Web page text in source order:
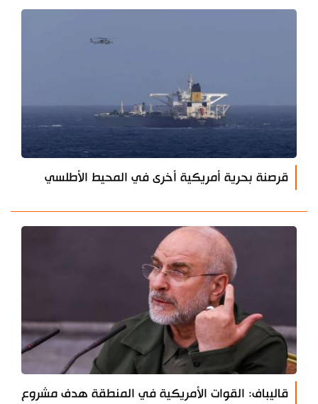
قرصنة بحرية أمريكية أخرى في المحيط الأطلسي
قاليباف: القوات الأمريكية في المنطقة هدف مشروع